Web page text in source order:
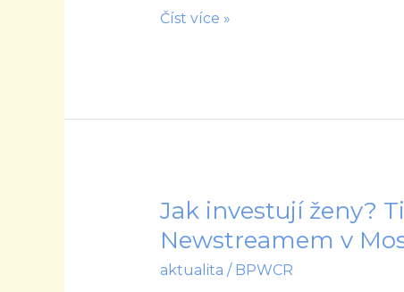
a
Číst více »
Jak investují ženy?
Newstreamem v
aktualita / BPWCR
Jak
investují